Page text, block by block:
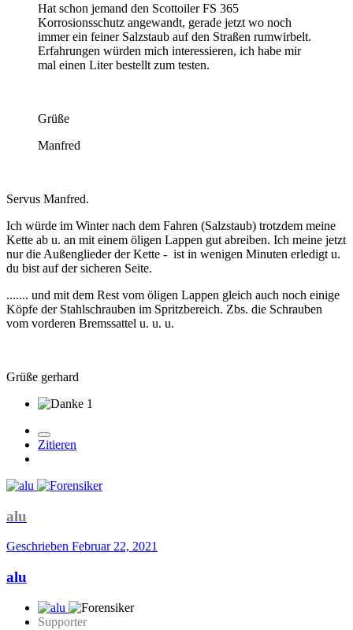
Hat schon jemand den Scottoiler FS 365
Korrosionsschutz angewandt, gerade jetzt wo noch
immer ein feiner Salzstaub auf den Straßen rumwirbelt.
Erfahrungen würden mich interessieren, ich habe mir
mal einen Liter bestellt zum testen.
Grüße
Manfred
Servus Manfred.
Ich würde im Winter nach dem Fahren (Salzstaub) trotzdem meine
Kette ab u. an mit einem öligen Lappen gut abreiben. Ich meine jetzt
nur die Außenglieder der Kette - ist in wenigen Minuten erledigt u.
du bist auf der sicheren Seite.
....... und mit dem Rest vom öligen Lappen gleich auch noch einige
Köpfe der Stahlschrauben im Spritzbereich. Zbs. die Schrauben
vom vorderen Bremssattel u. u. u.
Grüße gerhard
1
Zitieren
alu
Geschrieben Februar 22, 2021
alu
Supporter